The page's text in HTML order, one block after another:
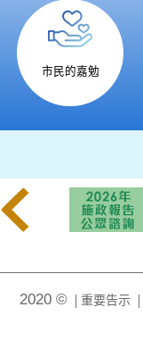
市民的嘉勉
2020 © 重要告示